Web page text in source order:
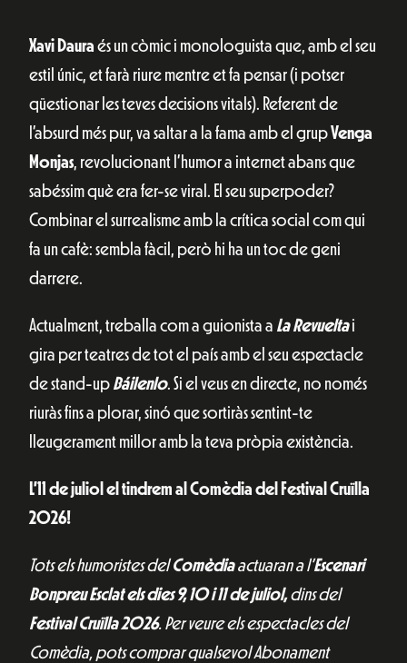
Xavi Daura és un còmic i monologuista que, amb el seu
estil únic, et farà riure mentre et fa pensar (i potser
qüestionar les teves decisions vitals). Referent de
l’absurd més pur, va saltar a la fama amb el grupVenga
Monjas, revolucionant l’humor a internet abans que
sabéssim què era fer-se viral. El seu superpoder?
Combinar el surrealisme amb la crítica social com qui
fa un cafè: sembla fàcil, però hi ha un toc de geni
darrere.
Actualment, treballa com a guionista a La Revueltai
gira per teatres de tot el país amb el seu espectacle
de stand-up Báilenlo. Si el veus en directe, no només
riuràs fins a plorar, sinó que sortiràs sentint-te
lleugerament millor amb la teva pròpia existència.
L’11 de juliol el tindrem al Comèdia del Festival Cruïlla
2026!
Tots els humoristes delComèdiaactuaran a l’Escenari
Bonpreu Esclat els dies 9, 10 i 11 de juliol,dins del
Festival Cruïlla 2026. Per veure els espectacles del
Comèdia, pots comprar qualsevol Abonament